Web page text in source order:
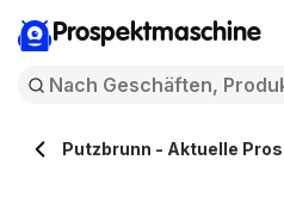
Prospektmaschine
Putzbrunn - Aktuelle